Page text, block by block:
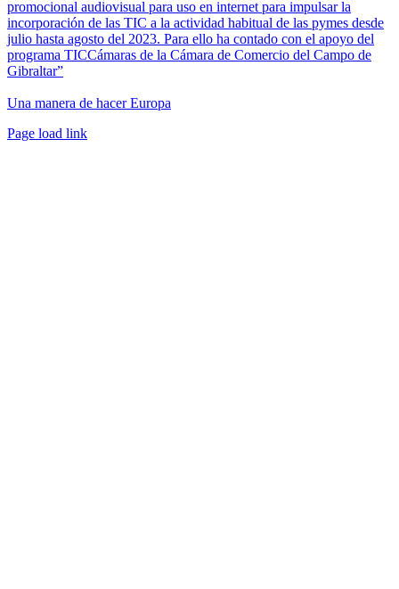
promocional audiovisual para uso en internet para impulsar la
incorporación de las TIC a la actividad habitual de las pymes desde
julio hasta agosto del 2023. Para ello ha contado con el apoyo del
programa TICCámaras de la Cámara de Comercio del Campo de
Gibraltar”
Una manera de hacer Europa
Facebook
Twitter
Instagram
Pinterest
Page load link